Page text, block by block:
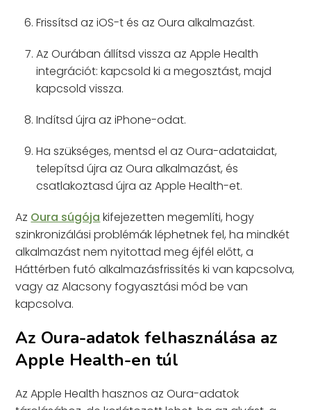
Frissítsd az iOS-t és az Oura alkalmazást.
Az Ourában állítsd vissza az Apple Health
integrációt: kapcsold ki a megosztást, majd
kapcsold vissza.
Indítsd újra az iPhone-odat.
Ha szükséges, mentsd el az Oura-adataidat,
telepítsd újra az Oura alkalmazást, és
csatlakoztasd újra az Apple Health-et.
Az Oura súgója kifejezetten megemlíti, hogy
szinkronizálási problémák léphetnek fel, ha mindkét
alkalmazást nem nyitottad meg éjfél előtt, a
Háttérben futó alkalmazásfrissítés ki van kapcsolva,
vagy az Alacsony fogyasztási mód be van
kapcsolva.
Az Oura-adatok felhasználása az
Apple Health-en túl
Az Apple Health hasznos az Oura-adatok